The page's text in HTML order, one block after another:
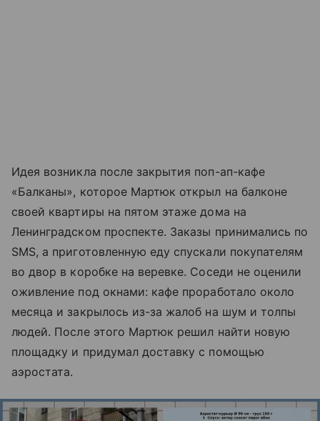
Идея возникла после закрытия поп-ап-кафе
«Балканы», которое Мартюк открыл на балконе
своей квартиры на пятом этаже дома на
Ленинградском проспекте. Заказы принимались по
SMS, а приготовленную еду спускали покупателям
во двор в коробке на веревке. Соседи не оценили
оживление под окнами: кафе проработало около
месяца и закрылось из-за жалоб на шум и толпы
людей. После этого Мартюк решил найти новую
площадку и придумал доставку с помощью
аэростата.